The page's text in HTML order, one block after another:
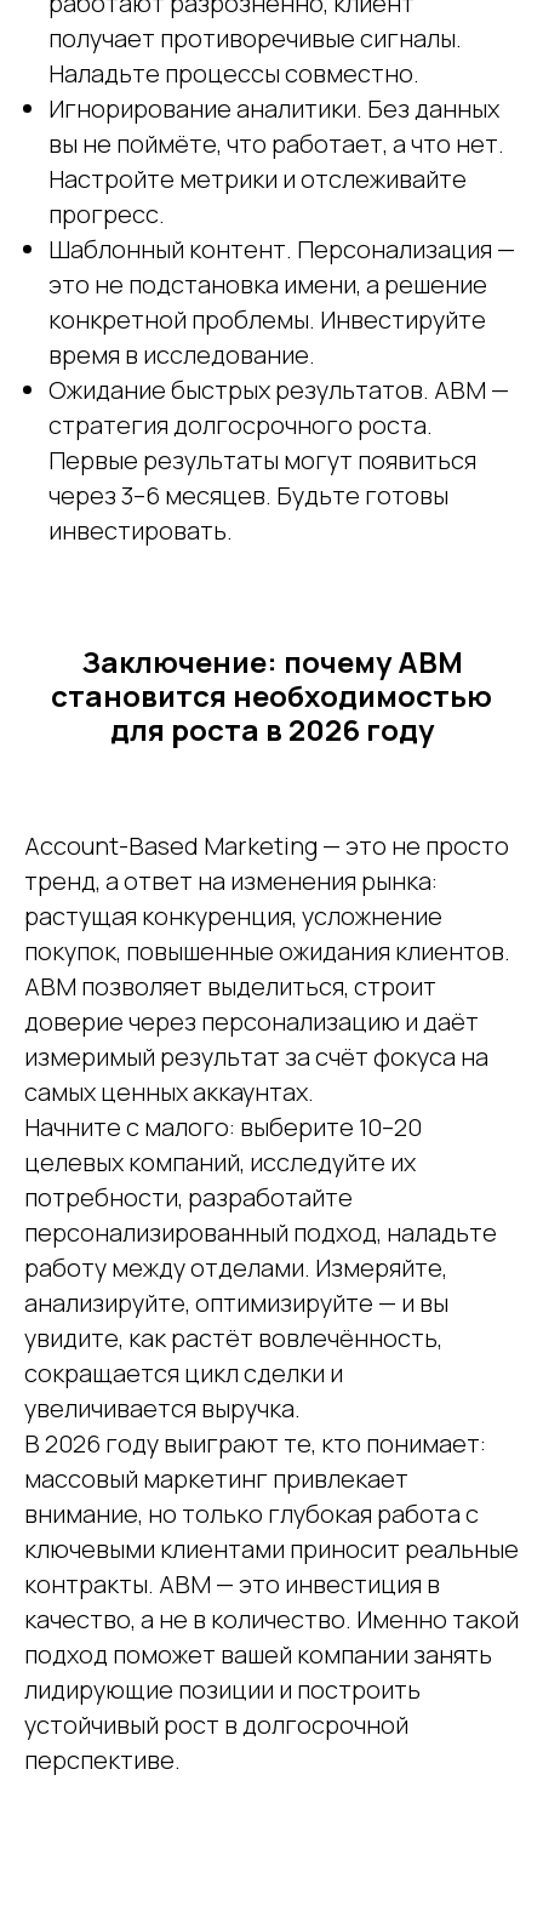
получает противоречивые сигналы.
Наладьте процессы совместно.
Игнорирование аналитики. Без данных
вы не поймёте, что работает, а что нет.
Настройте метрики и отслеживайте
прогресс.
Шаблонный контент. Персонализация —
это не подстановка имени, а решение
конкретной проблемы. Инвестируйте
время в исследование.
Ожидание быстрых результатов. ABM —
стратегия долгосрочного роста.
Первые результаты могут появиться
через 3–6 месяцев. Будьте готовы
инвестировать.
Заключение: почему ABM
становится необходимостью
для роста в 2026 году
Account-Based Marketing — это не просто
тренд, а ответ на изменения рынка:
растущая конкуренция, усложнение
покупок, повышенные ожидания клиентов.
ABM позволяет выделиться, строит
доверие через персонализацию и даёт
измеримый результат за счёт фокуса на
самых ценных аккаунтах.
Начните с малого: выберите 10–20
целевых компаний, исследуйте их
потребности, разработайте
персонализированный подход, наладьте
работу между отделами. Измеряйте,
анализируйте, оптимизируйте — и вы
увидите, как растёт вовлечённость,
сокращается цикл сделки и
увеличивается выручка.
В 2026 году выиграют те, кто понимает:
массовый маркетинг привлекает
внимание, но только глубокая работа с
ключевыми клиентами приносит реальные
контракты. ABM — это инвестиция в
качество, а не в количество. Именно такой
подход поможет вашей компании занять
лидирующие позиции и построить
устойчивый рост в долгосрочной
перспективе.